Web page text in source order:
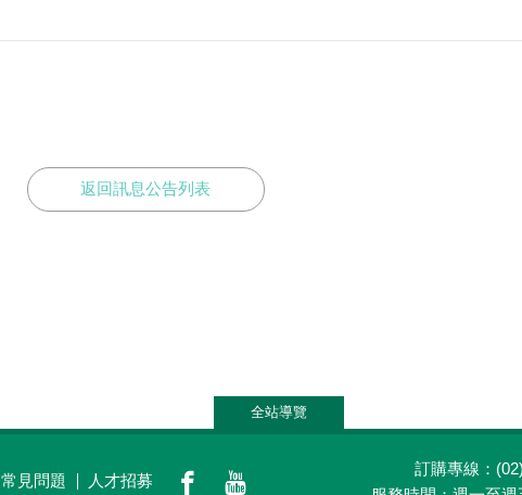
返回訊息公告列表
全站導覽
養生觀點 會員專區 門市據點 關
常見問題 人才招募
訂購專線：